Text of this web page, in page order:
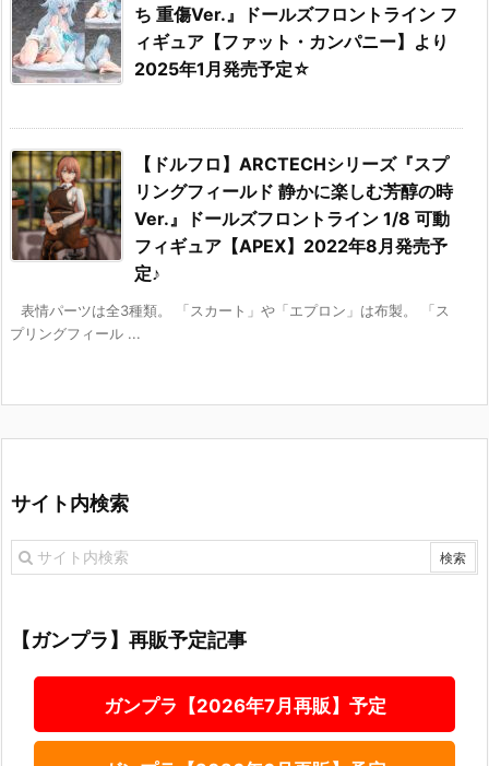
ち 重傷Ver.』ドールズフロントライン フ
ィギュア【ファット・カンパニー】より
2025年1月発売予定☆
【ドルフロ】ARCTECHシリーズ『スプ
リングフィールド 静かに楽しむ芳醇の時
Ver.』ドールズフロントライン 1/8 可動
フィギュア【APEX】2022年8月発売予
定♪
表情パーツは全3種類。 「スカート」や「エプロン」は布製。 「ス
プリングフィール ...
サイト内検索
【ガンプラ】再販予定記事
ガンプラ【2026年7月再販】予定